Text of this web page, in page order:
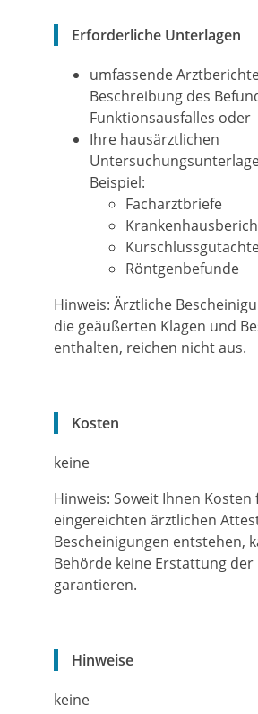
Erforderliche Unterlagen
umfassende
Beschreibung des
Funktionsausfalles oder
Ihre hausärztlichen
Beispiel:
Facharztbriefe
Röntgenbefunde
Hinweis: Ärztliche
die geäußerten Klagen und
enthalten, reichen nicht aus.
Kosten
keine
Hinweis: Soweit Ihnen Kosten
eingereichten ärztlichen
Bescheinigungen entstehen,
Behörde keine Erstattung der
garantieren.
Hinweise
keine